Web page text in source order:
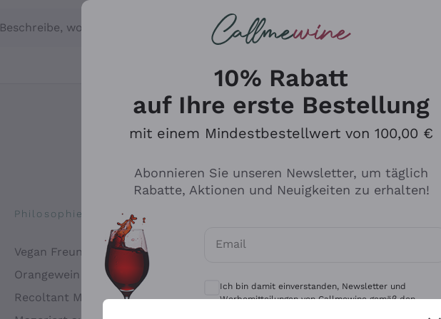
Beschreibe, wonach du suchst
Philosophien
Vegan Freundlich
Orangewein
Recoltant Manipulant
Antinori
Ca' del Bosco
Gavi
10% Rabatt
auf Ihre erste Bestellung
mit einem Mindestbestellwert von 100,00 €
Abonnieren Sie unseren Newsletter, um täglich
Rabatte, Aktionen und Neuigkeiten zu erhalten!
Email
Optionale Einwilligungen zum Erhalt von
Ich bin damit einverstanden, Newsletter und
Werbemitteilungen von Callmewine gemäß den -